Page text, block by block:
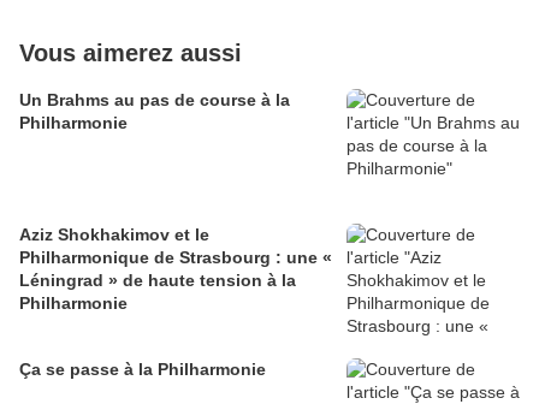
Vous aimerez aussi
Un Brahms au pas de course à la
Philharmonie
Aziz Shokhakimov et le
Philharmonique de Strasbourg : une «
Léningrad » de haute tension à la
Philharmonie
Ça se passe à la Philharmonie